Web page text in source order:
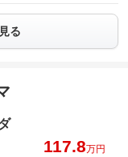
る
117.8万円